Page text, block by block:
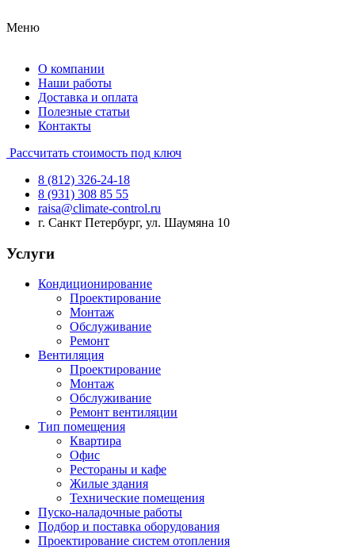
Меню
О компании
Наши работы
Доставка и оплата
Полезные статьи
Контакты
Рассчитать стоимость под ключ
8 (812) 326-24-18
8 (931) 308 85 55
raisa@climate-control.ru
г. Санкт Петербург, ул. Шаумяна 10
Услуги
Кондиционирование
Проектирование
Монтаж
Обслуживание
Ремонт
Вентиляция
Проектирование
Монтаж
Обслуживание
Ремонт вентиляции
Тип помещения
Квартира
Офис
Рестораны и кафе
Жилые здания
Технические помещения
Пуско-наладочные работы
Подбор и поставка оборудования
Проектирование систем отопления